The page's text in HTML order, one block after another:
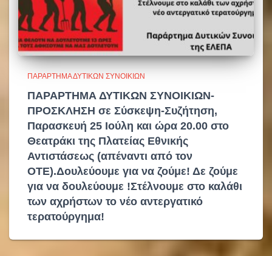
ΠΑΡΆΡΤΗΜΑ ΔΥΤΙΚΏΝ ΣΥΝΟΙΚΙΏΝ
ΠΑΡΑΡΤΗΜΑ ΔΥΤΙΚΩΝ ΣΥΝΟΙΚΙΩΝ-
ΠΡΟΣΚΛΗΣΗ σε Σύσκεψη-Συζήτηση,
Παρασκευή 25 Ιούλη και ώρα 20.00 στο
Θεατράκι της Πλατείας Εθνικής
Αντιστάσεως (απέναντι από τον
ΟΤΕ).Δουλεύουμε για να ζούμε! Δε ζούμε
για να δουλεύουμε !Στέλνουμε στο καλάθι
των αχρήστων το νέο αντεργατικό
τερατούργημα!